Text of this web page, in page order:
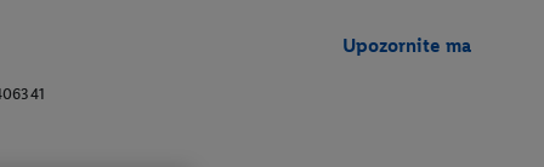
Upozornite ma